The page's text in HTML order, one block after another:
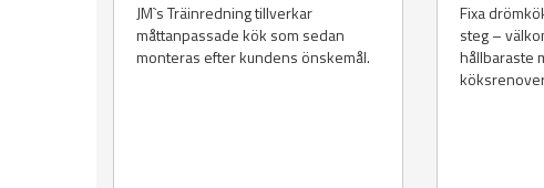
JM`s Träinredning tillverkar
måttanpassade kök som sedan
monteras efter kundens önskemål.
Fixa
steg –
hållbaraste